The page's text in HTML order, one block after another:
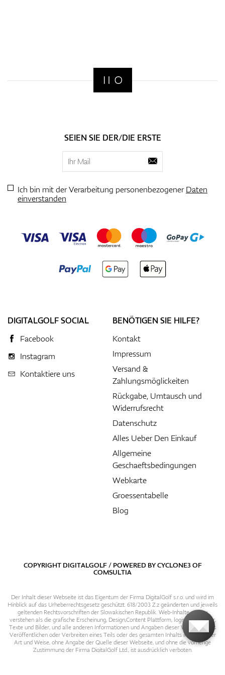
SEIEN SIE DER/DIE ERSTE
Ich bin mit der Verarbeitung personenbezogenerDaten
einverstanden
DIGITALGOLF SOCIAL
Facebook
Instagram
Kontaktiere uns
BENÖTIGEN SIE HILFE?
Kontakt
Impressum
Versand &
Zahlungsmöglickeiten
Rückgabe, Umtausch und
Widerrufsrecht
Datenschutz
Alles Ueber Den Einkauf
Allgemeine
Geschaeftsbedingungen
Webkarte
Groessentabelle
Blog
COPYRIGHT DIGITALGOLF / POWERED BYCYCLONE3OF
COMSULTIA
Der Inhalt dieser Webseite ist das Eigentum der Firma DigitalGolf s.r.o. und wird im
Hinblick auf das Urheberrechtsgesetz geschützt. 618/2003 Z.z geänderten und jeweils
geltenden Rechtsvorschriften der Slowakischen Republik. Web-Inhalte sind zu
verstehen als die grafische Erscheinung, Design,Content Plattform, logische Struktur,
Texte und Bilder, und alle anderen Informationen und Angaben dieser Webseite. Das
Veröffentlichen oder Verbreiten eines Teils oder des gesamten Inhalts in irgendeiner
Art und Weise, ohne Angabe der Quelle dieser Webseite, und ohne die vorherige
Zustimmung der Firma DigitalGolf Ltd., ist ausdrücklich verboten.